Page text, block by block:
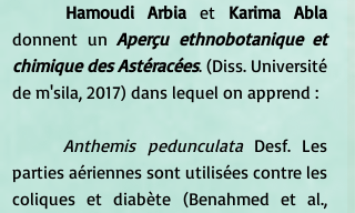
Hamoudi Arbia et Karima Abla
donnent un Aperçu ethnobotanique et
chimique des Astéracées. (Diss. Université
de m'sila, 2017) dans lequel on apprend :
	Anthemis pedunculata
Desf. Les
parties aériennes sont utilisées contre les
coliques et diabète (Benahmed et al.,